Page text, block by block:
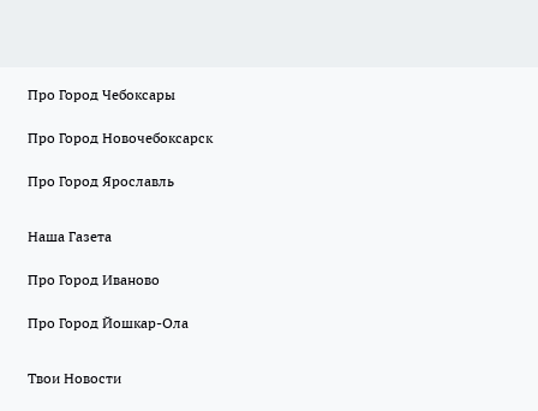
Про Город Чебоксары
Про Город Новочебоксарск
Про Город Ярославль
Наша Газета
Про Город Иваново
Про Город Йошкар-Ола
Твои Новости